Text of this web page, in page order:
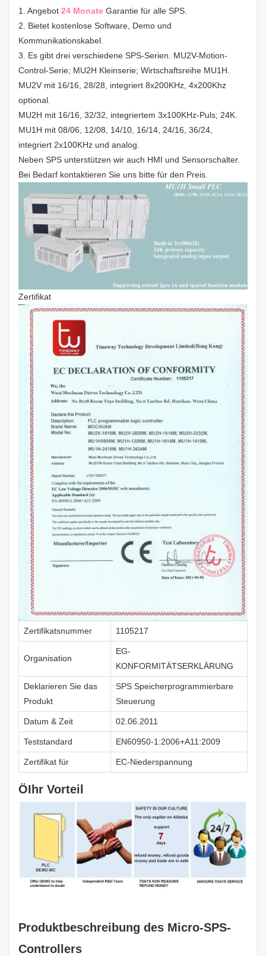
1. Angebot 24 Monate Garantie für alle SPS.
2. Bietet kostenlose Software, Demo und
Kommunikationskabel.
3. Es gibt drei verschiedene SPS-Serien. MU2V-Motion-
Control-Serie; MU2H Kleinserie; Wirtschaftsreihe MU1H.
MU2V mit 16/16, 28/28, integriert 8x200KHz, 4x200Khz
optional.
MU2H mit 16/16, 32/32, integriertem 3x100KHz-Puls; 24K.
MU1H mit 08/06, 12/08, 14/10, 16/14, 24/16, 36/24,
integriert 2x100KHz und analog.
Neben SPS unterstützen wir auch HMI und Sensorschalter.
Bei Bedarf kontaktieren Sie uns bitte für den Preis.
Zertifikat
Zertifikatsnummer 1105217
Organisation
EG-
KONFORMITÄTSERKLÄRUNG
Deklarieren Sie das
Produkt
SPS Speicherprogrammierbare
Steuerung
Datum & Zeit 02.06.2011
Teststandard EN60950-1:2006+A11:2009
Zertifikat für EC-Niederspannung
ÖIhr Vorteil
Produktbeschreibung des Micro-SPS-
Controllers